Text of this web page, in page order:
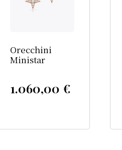
Orecchini
Ministar
1.060,00 €